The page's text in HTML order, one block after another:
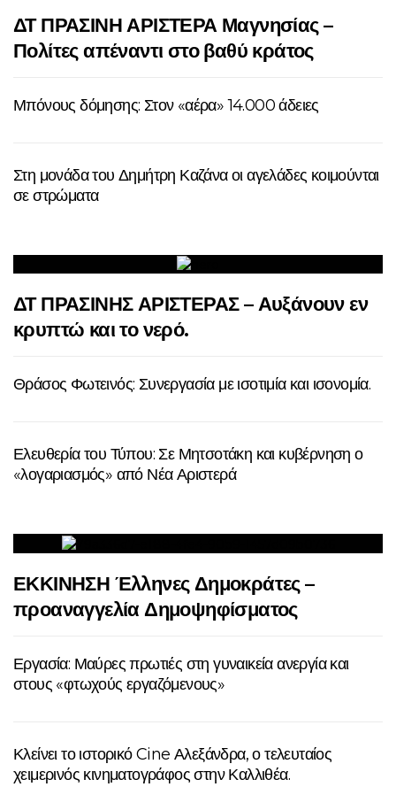
ΔΤ ΠΡΑΣΙΝΗ ΑΡΙΣΤΕΡΑ Μαγνησίας –
Πολίτες απέναντι στο βαθύ κράτος
Μπόνους δόμησης: Στον «αέρα» 14.000 άδειες
Στη μονάδα του Δημήτρη Καζάνα οι αγελάδες κοιμούνται
σε στρώματα
ΔΤ ΠΡΑΣΙΝΗΣ ΑΡΙΣΤΕΡΑΣ – Αυξάνουν εν
κρυπτώ και το νερό.
Θράσος Φωτεινός: Συνεργασία με ισοτιμία και ισονομία.
Ελευθερία του Τύπου: Σε Μητσοτάκη και κυβέρνηση ο
«λογαριασμός» από Νέα Αριστερά
ΕΚΚΙΝΗΣΗ Έλληνες Δημοκράτες –
προαναγγελία Δημοψηφίσματος
Εργασία: Μαύρες πρωτιές στη γυναικεία ανεργία και
στους «φτωχούς εργαζόμενους»
Κλείνει το ιστορικό Cine Αλεξάνδρα, ο τελευταίος
χειμερινός κινηματογράφος στην Καλλιθέα.